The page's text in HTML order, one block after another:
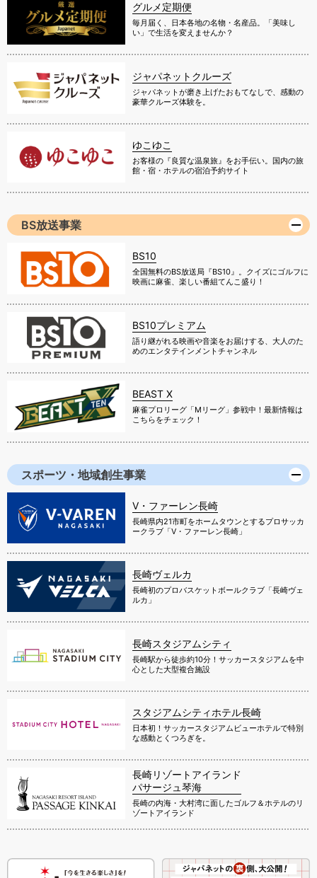
グルメ定期便
毎月届く、日本各地の名物・名産品。「美味し
い」で生活を変えませんか？
ジャパネットクルーズ
ジャパネットが磨き上げたおもてなしで、感動の
豪華クルーズ体験を。
ゆこゆこ
お客様の『良質な温泉旅』をお手伝い。国内の旅
館・宿・ホテルの宿泊予約サイト
BS放送事業
BS10
全国無料のBS放送局『BS10』。クイズにゴルフに
映画に麻雀、楽しい番組てんこ盛り！
BS10プレミアム
語り継がれる映画や音楽をお届けする、大人のた
めのエンタテインメントチャンネル
BEAST X
麻雀プロリーグ「Mリーグ」参戦中！最新情報は
こちらをチェック！
スポーツ・地域創生事業
V・ファーレン長崎
長崎県内21市町をホームタウンとするプロサッカ
ークラブ「V・ファーレン長崎」
長崎ヴェルカ
長崎初のプロバスケットボールクラブ「長崎ヴェ
ルカ」
長崎スタジアムシティ
長崎駅から徒歩約10分！サッカースタジアムを中
心とした大型複合施設
スタジアムシティホテル長崎
日本初！サッカースタジアムビューホテルで特別
な感動とくつろぎを。
長崎リゾートアイランド
パサージュ琴海
長崎の内海・大村湾に面したゴルフ＆ホテルのリ
ゾートアイランド